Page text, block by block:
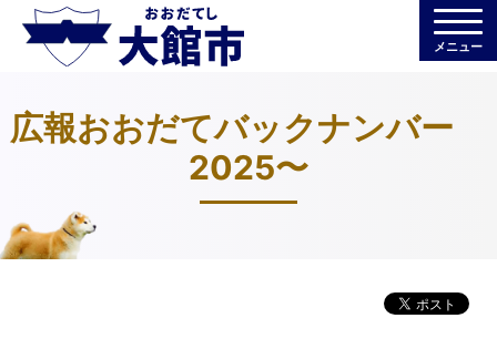
メニュー
広報おおだてバックナンバー
2025〜